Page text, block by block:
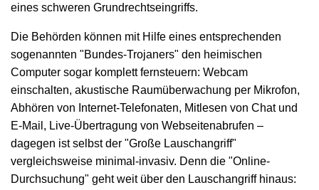
eines schweren Grundrechtseingriffs.
Die Behörden können mit Hilfe eines entsprechenden
sogenannten "Bundes-Trojaners" den heimischen
Computer sogar komplett fernsteuern: Webcam
einschalten, akustische Raumüberwachung per Mikrofon,
Abhören von Internet-Telefonaten, Mitlesen von Chat und
E-Mail, Live-Übertragung von Webseitenabrufen –
dagegen ist selbst der "Große Lauschangriff"
vergleichsweise minimal-invasiv. Denn die "Online-
Durchsuchung" geht weit über den Lauschangriff hinaus: